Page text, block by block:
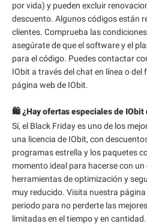
por vida) y pueden excluir
descuento. Algunos códigos están
clientes. Comprueba las
asegúrate de que el software y el
para el código. Puedes contactar
IObit a través del chat en línea o
página web de IObit.
🛍️ ¿Hay ofertas especiales de IObit
Sí, el Black Friday es uno de los
una licencia de IObit, con
programas estrella y los paquetes
momento ideal para hacerse con
herramientas de optimización y
muy reducido. Visita nuestra
periodo para no perderte las
limitadas en el tiempo y en cantidad.